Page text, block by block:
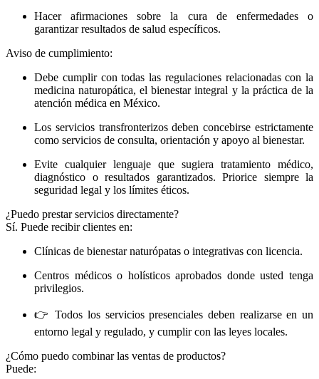
Hacer afirmaciones sobre la cura de enfermedades o
garantizar resultados de salud específicos.
Aviso de cumplimiento:
Debe cumplir con todas las regulaciones relacionadas con la
medicina naturopática, el bienestar integral y la práctica de la
atención médica en México.
Los servicios transfronterizos deben concebirse estrictamente
como servicios de consulta, orientación y apoyo al bienestar.
Evite cualquier lenguaje que sugiera tratamiento médico,
diagnóstico o resultados garantizados. Priorice siempre la
seguridad legal y los límites éticos.
¿Puedo prestar servicios directamente?
Sí. Puede recibir clientes en:
Clínicas de bienestar naturópatas o integrativas con licencia.
Centros médicos o holísticos aprobados donde usted tenga
privilegios.
👉 Todos los servicios presenciales deben realizarse en un
entorno legal y regulado, y cumplir con las leyes locales.
¿Cómo puedo combinar las ventas de productos?
Puede: